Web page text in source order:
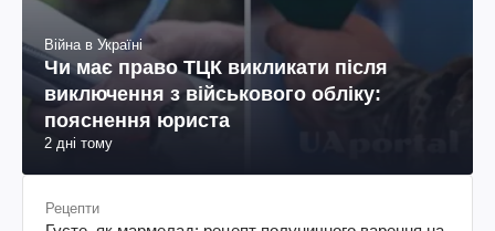
Війна в Україні
Чи має право ТЦК викликати після
виключення з військового обліку:
пояснення юриста
2 дні тому
Рецепти